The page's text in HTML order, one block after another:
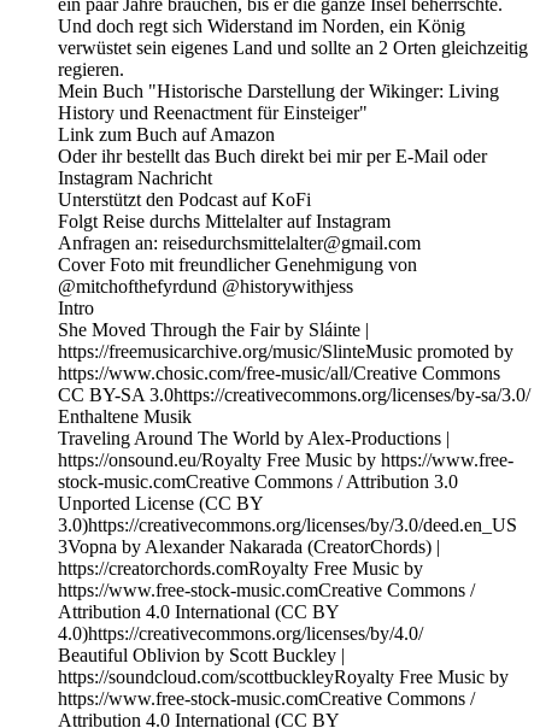
ein paar Jahre brauchen, bis er die ganze Insel beherrschte.
Und doch regt sich Widerstand im Norden, ein König
verwüstet sein eigenes Land und sollte an 2 Orten gleichzeitig
regieren.
Mein Buch "Historische Darstellung der Wikinger: Living
History und Reenactment für Einsteiger"
Link zum Buch auf Amazon
Oder ihr bestellt das Buch direkt bei mir per E-Mail oder
Instagram Nachricht
Unterstützt den Podcast auf KoFi
Folgt Reise durchs Mittelalter auf Instagram
Anfragen an: reisedurchsmittelalter@gmail.com
Cover Foto mit freundlicher Genehmigung von
@mitchofthefyrdund @historywithjess
Intro
She Moved Through the Fair by Sláinte |
https://freemusicarchive.org/music/SlinteMusic promoted by
https://www.chosic.com/free-music/all/Creative Commons
CC BY-SA 3.0https://creativecommons.org/licenses/by-sa/3.0/
Enthaltene Musik
Traveling Around The World by Alex-Productions |
https://onsound.eu/Royalty Free Music by https://www.free-
stock-music.comCreative Commons / Attribution 3.0
Unported License (CC BY
3.0)https://creativecommons.org/licenses/by/3.0/deed.en_US
3Vopna by Alexander Nakarada (CreatorChords) |
https://creatorchords.comRoyalty Free Music by
https://www.free-stock-music.comCreative Commons /
Attribution 4.0 International (CC BY
4.0)https://creativecommons.org/licenses/by/4.0/
Beautiful Oblivion by Scott Buckley |
https://soundcloud.com/scottbuckleyRoyalty Free Music by
https://www.free-stock-music.comCreative Commons /
Attribution 4.0 International (CC BY